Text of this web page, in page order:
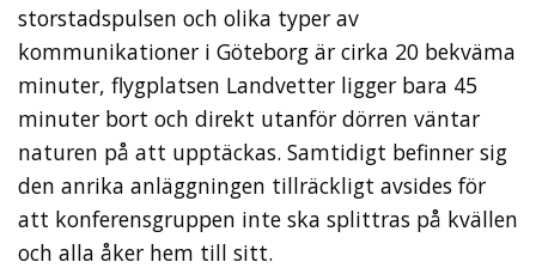
storstadspulsen och olika typer av
kommunikationer i Göteborg är cirka 20 bekväma
minuter, flygplatsen Landvetter ligger bara 45
minuter bort och direkt utanför dörren väntar
naturen på att upptäckas. Samtidigt befinner sig
den anrika anläggningen tillräckligt avsides för
att konferensgruppen inte ska splittras på kvällen
och alla åker hem till sitt.